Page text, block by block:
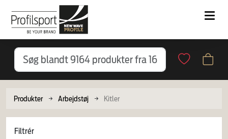
Produkter Arbejdstøj Kitler
Filtrér